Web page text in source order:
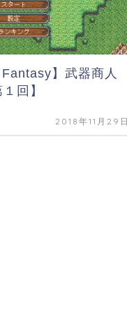
】武器商人
回】
2018年11月29